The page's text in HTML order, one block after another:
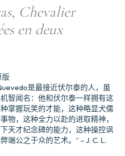
Chevalier
en deux
是最接近伏尔泰的人，虽
智闻名：他和伏尔泰一样拥有这
掌握玩笑的才能，这种略显犬儒
物，这种全力以赴的进取精神，
天才纪念碑的能力，这种操控讽
端公之于众的艺术。” – J. C. L.